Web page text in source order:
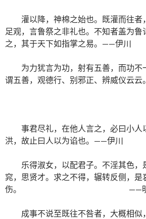
灌以降，神棉之始也。既灌而往者
足观，言鲁祭之非礼也。不知者盖为鲁
之，其于天下如指掌之易。——伊川
为力犹言为功，射有五善，而功不
谓五善，观德行、别邪正、辨威仪云云。
事君尽礼，在他人言之，必曰小人
洪，故止曰人以为谄也。——伊川
乐得淑女，以配君子。不淫其色，
窕，思贤才。求之不得，辗转反侧，是
伤。 ——明
成事不说至既往不咎者，大概相似